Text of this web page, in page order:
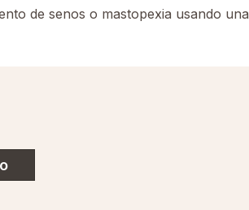
de senos o mastopexia usando una